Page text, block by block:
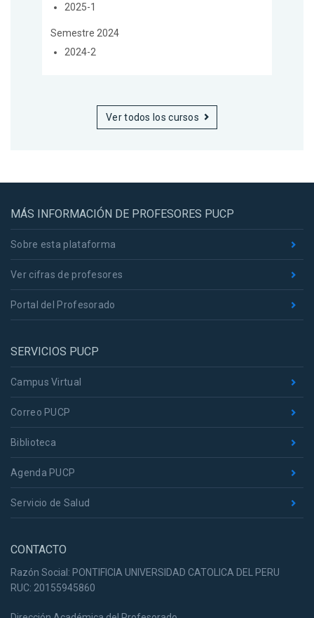
2025-1
Semestre 2024
2024-2
Ver todos los cursos
MÁS INFORMACIÓN DE PROFESORES PUCP
Sobre esta plataforma
Ver cifras de profesores
Portal del Profesorado
SERVICIOS PUCP
Campus Virtual
Correo PUCP
Biblioteca
Agenda PUCP
Servicio de Salud
CONTACTO
Razón Social: PONTIFICIA UNIVERSIDAD CATOLICA DEL PERU
RUC: 20155945860